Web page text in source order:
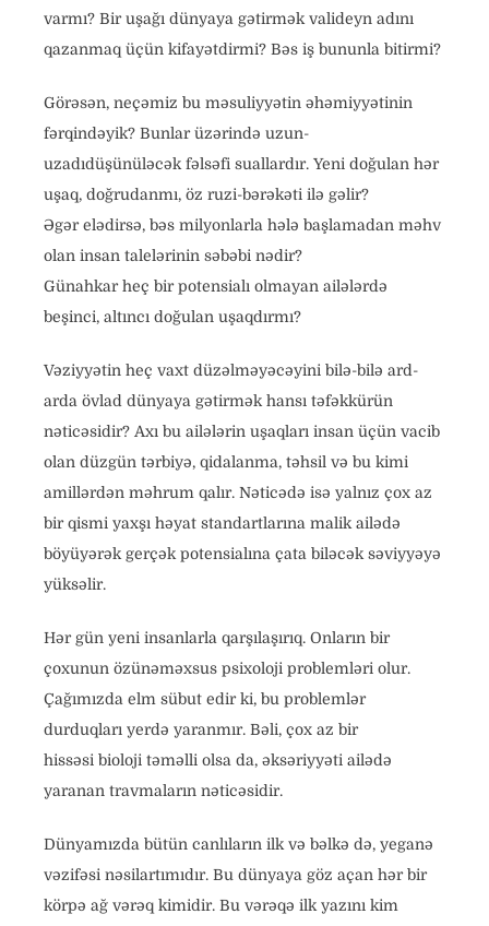
varmı? Bir uşağı dünyaya gətirmək valideyn adını
qazanmaq üçün kifayətdirmi? Bəs iş bununla bitirmi?
Görəsən, neçəmiz bu məsuliyyətin əhəmiyyətinin
fərqindəyik? Bunlar üzərində uzun-
uzadıdüşünüləcək fəlsəfi suallardır. Yeni doğulan hər
uşaq, doğrudanmı, öz ruzi-bərəkəti ilə gəlir?
Əgər elədirsə, bəs milyonlarla hələ başlamadan məhv
olan insan talelərinin səbəbi nədir?
Günahkar heç bir potensialı olmayan ailələrdə
beşinci, altıncı doğulan uşaqdırmı?
Vəziyyətin heç vaxt düzəlməyəcəyini bilə-bilə ard-
arda övlad dünyaya gətirmək hansı təfəkkürün
nəticəsidir? Axı bu ailələrin uşaqları insan üçün vacib
olan düzgün tərbiyə, qidalanma, təhsil və bu kimi
amillərdən məhrum qalır. Nəticədə isə yalnız çox az
bir qismi yaxşı həyat standartlarına malik ailədə
böyüyərək gerçək potensialına çata biləcək səviyyəyə
yüksəlir.
Hər gün yeni insanlarla qarşılaşırıq. Onların bir
çoxunun özünəməxsus psixoloji problemləri olur.
Çağımızda elm sübut edir ki, bu problemlər
durduqları yerdə yaranmır. Bəli, çox az bir
hissəsi bioloji təməlli olsa da, əksəriyyəti ailədə
yaranan travmaların nəticəsidir.
Dünyamızda bütün canlıların ilk və bəlkə də, yeganə
vəzifəsi nəsilartımıdır. Bu dünyaya göz açan hər bir
körpə ağ vərəq kimidir. Bu vərəqə ilk yazını kim